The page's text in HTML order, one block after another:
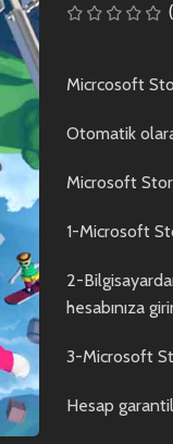
(
Micrcosoft
Otomatik
Microsoft
1-Microsoft
2-
hesabınıza
3-Microsoft
Hesap